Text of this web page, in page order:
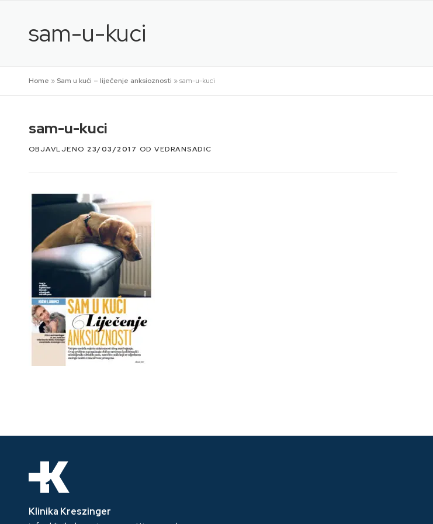
sam-u-kuci
Home »Sam u kući – liječenje anksioznosti »sam-u-kuci
sam-u-kuci
OBJAVLJENO 23/03/2017 ODVEDRANSADIC
Klinika Kreszinger